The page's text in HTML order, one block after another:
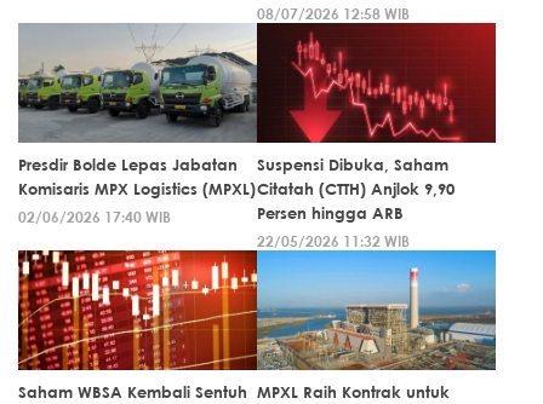
08/07/2026 12:58 WIB
Presdir Bolde Lepas Jabatan
Komisaris MPX Logistics (MPXL)
02/06/2026 17:40 WIB
Suspensi Dibuka, Saham
Citatah (CTTH) Anjlok 9,90
Persen hingga ARB
22/05/2026 11:32 WIB
Saham WBSA Kembali Sentuh MPXL Raih Kontrak untuk